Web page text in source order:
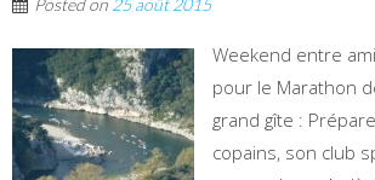
Posted on 25 août 2015
Weekend entre
pour le Marathon
grand gîte :
copains, son club